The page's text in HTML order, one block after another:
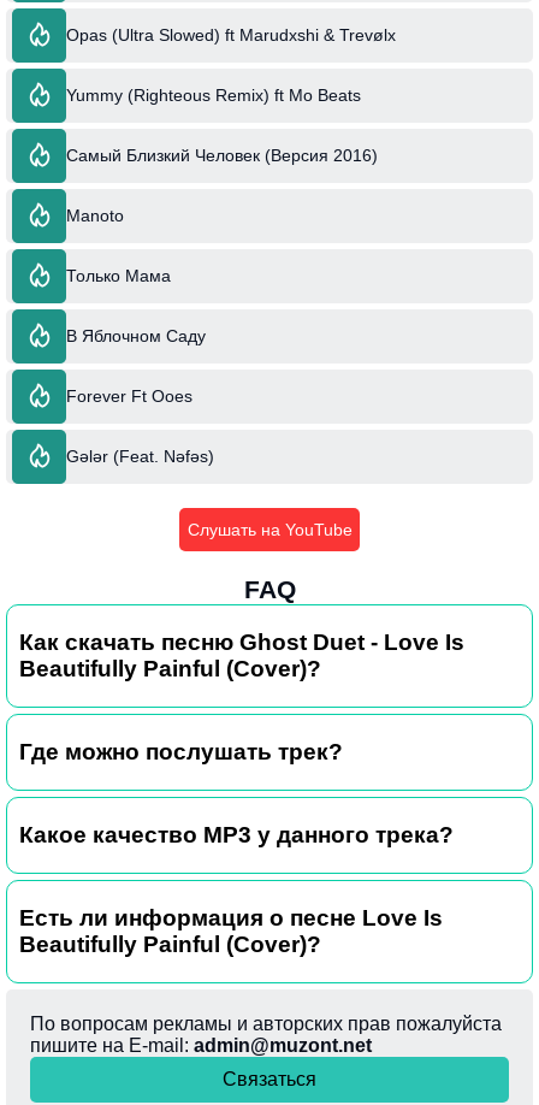
Opas (Ultra Slowed) ft Marudxshi & Trevølx
Yummy (Righteous Remix) ft Mo Beats
Самый Близкий Человек (Версия 2016)
Manoto
Только Мама
В Яблочном Саду
Forever Ft Ooes
Gələr (Feat. Nəfəs)
Слушать на YouTube
FAQ
Как скачать песню Ghost Duet - Love Is
Beautifully Painful (Cover)?
Где можно послушать трек?
Какое качество MP3 у данного трека?
Есть ли информация о песне Love Is
Beautifully Painful (Cover)?
По вопросам рекламы и авторских прав пожалуйста
пишите на E-mail: admin@muzont.net
Связаться